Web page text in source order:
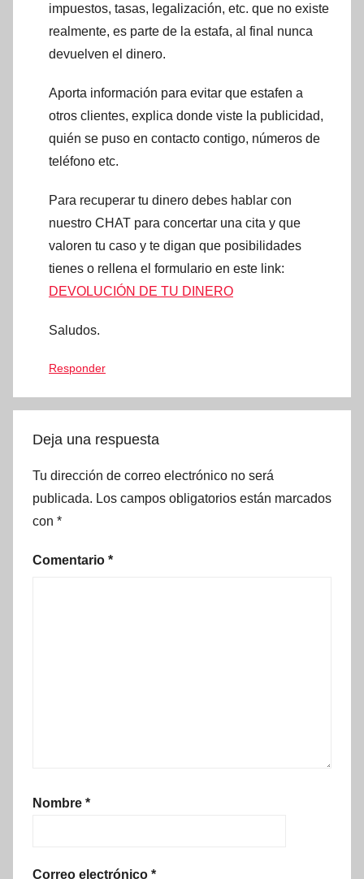
impuestos, tasas, legalización, etc. que no existe
realmente, es parte de la estafa, al final nunca
devuelven el dinero.
Aporta información para evitar que estafen a
otros clientes, explica donde viste la publicidad,
quién se puso en contacto contigo, números de
teléfono etc.
Para recuperar tu dinero debes hablar con
nuestro CHAT para concertar una cita y que
valoren tu caso y te digan que posibilidades
tienes o rellena el formulario en este link:
DEVOLUCIÓN DE TU DINERO
Saludos.
Responder
Deja una respuesta
Tu dirección de correo electrónico no será
publicada. Los campos obligatorios están marcados
con *
Comentario *
Nombre *
Correo electrónico *